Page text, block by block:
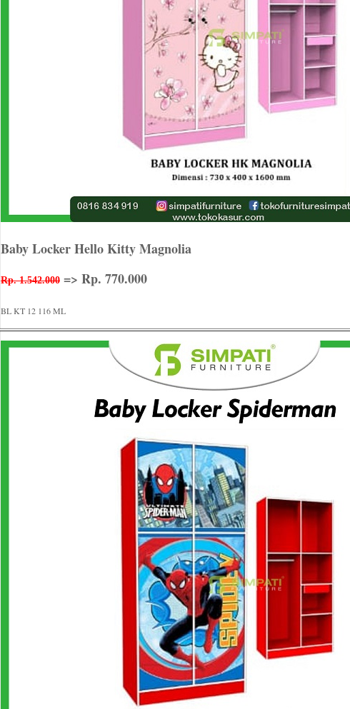
Baby Locker Hello Kitty Magnolia
Rp. 1.542.000 => Rp. 770.000
BL KT 12 116 ML